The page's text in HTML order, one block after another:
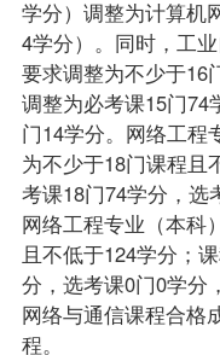
学分）调整为计算机
4学分）。同时，工
要求调整为不少于16
调整为必考课15门74
门14学分。网络工程
为不少于18门课程且
考课18门74学分，选
网络工程专业（本科
且不低于124学分；
分，选考课0门0学分
网络与通信课程合格
程。